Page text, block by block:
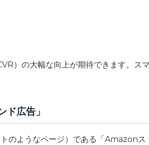
）の大幅な向上が期待できます。ス
広告」
ようなページ）である「Amazonス